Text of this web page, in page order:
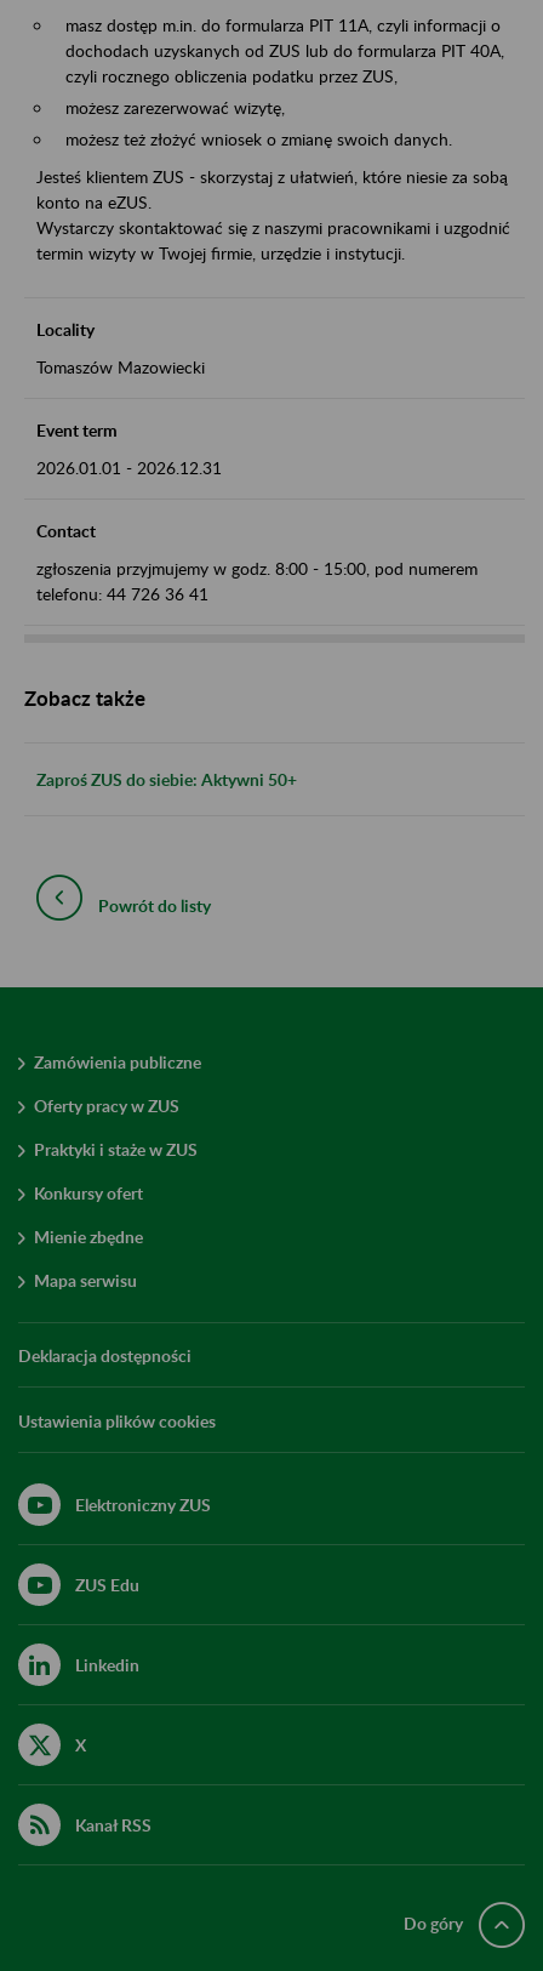
masz dostęp m.in. do formularza PIT 11A, czyli informacji o
dochodach uzyskanych od ZUS lub do formularza PIT 40A,
czyli rocznego obliczenia podatku przez ZUS,
możesz zarezerwować wizytę,
możesz też złożyć wniosek o zmianę swoich danych.
Jesteś klientem ZUS - skorzystaj z ułatwień, które niesie za sobą
konto na eZUS.
Wystarczy skontaktować się z naszymi pracownikami i uzgodnić
termin wizyty w Twojej firmie, urzędzie i instytucji.
Locality
Tomaszów Mazowiecki
Event term
2026.01.01 - 2026.12.31
Contact
zgłoszenia przyjmujemy w godz. 8:00 - 15:00, pod numerem
telefonu: 44 726 36 41
Zobacz także
Zaproś ZUS do siebie: Aktywni 50+
Powrót do listy
Zamówienia publiczne
Oferty pracy w ZUS
Praktyki i staże w ZUS
Konkursy ofert
Mienie zbędne
Mapa serwisu
Deklaracja dostępności
Ustawienia plików cookies
Elektroniczny ZUS
ZUS Edu
Linkedin
X
Kanał RSS
Do góry